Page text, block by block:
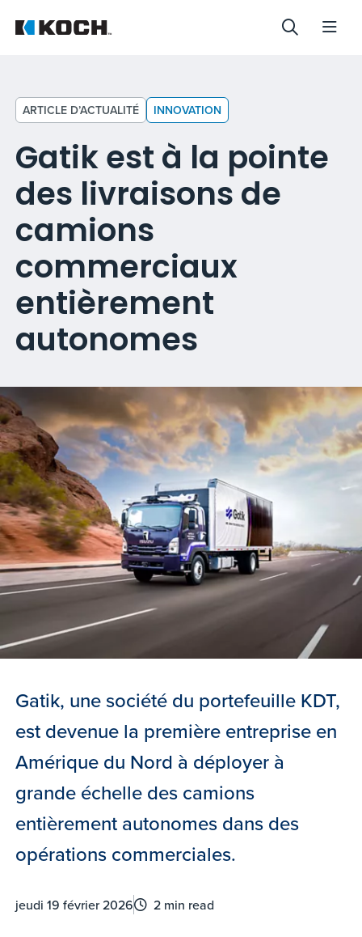
ARTICLE D’ACTUALITÉ INNOVATION
Gatik est à la pointe
des livraisons de
camions
commerciaux
entièrement
autonomes
Gatik, une société du portefeuille KDT,
est devenue la première entreprise en
Amérique du Nord à déployer à
grande échelle des camions
entièrement autonomes dans des
opérations commerciales.
jeudi 19 février 2026 2 min read